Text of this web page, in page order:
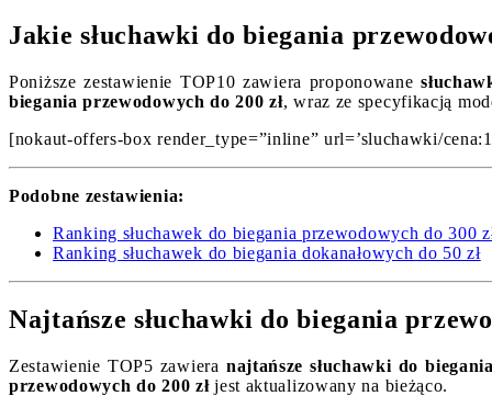
Jakie słuchawki do biegania
Poniższe zestawienie TOP10 zawiera proponowane
biegania przewodowych do 200 zł, wraz ze specyfikacją
[nokaut-offers-box render_type=”inline” url=’sluchawki/
Podobne zestawienia:
Ranking słuchawek do biegania przewodowych do 300
Ranking słuchawek do biegania dokanałowych do 50 zł
Najtańsze słuchawki do biegania
Zestawienie TOP5 zawiera najtańsze słuchawki do
przewodowych do 200 złjest aktualizowany na bieżąco.